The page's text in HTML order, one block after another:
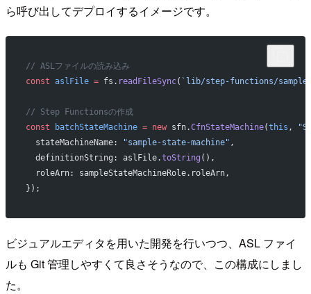
ら呼び出してデプロイするイメージです。
// ASLファイルの読み込み
const aslFile = fs. readFileSync( `lib/step-functions/
// Step Functionsの作成
const batchStateMachine = new sfn.CfnStateMachine(this ,
  stateMachineName:
"sample-state-machine" ,
  definitionString: aslFile.
toString (),
  roleArn: sampleStateMachineRole.roleArn,
});
ビジュアルエディタを用いた開発を行いつつ、ASL ファイ
ルも Git 管理しやすくて良さそうなので、この構成にしまし
た。